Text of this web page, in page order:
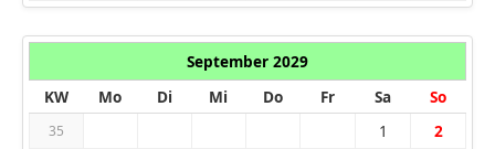
September 2029
KW
Mo Di Mi Do Fr Sa So
35 1 2